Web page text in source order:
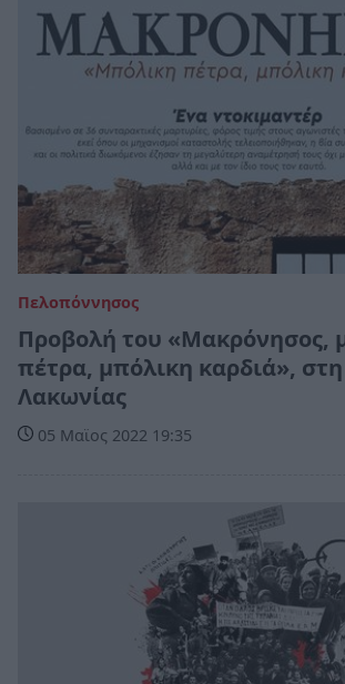
Πελοπόννησος
Προβολή του «Mακρόνησος,
πέτρα, μπόλικη καρδιά»,
Λακωνίας
05 Μαϊος 2022 19:35